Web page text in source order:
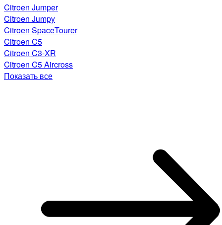
Citroen Jumper
Citroen Jumpy
Citroen SpaceTourer
Citroen C5
Citroen C3-XR
Citroen C5 Aircross
Показать все